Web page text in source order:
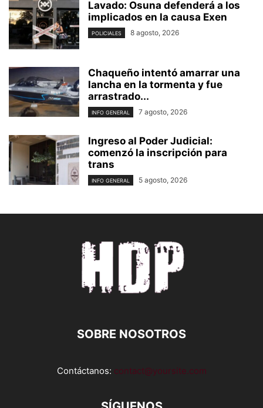
Lavado: Osuna defenderá a los
implicados en la causa Exen
POLICIALES 8 agosto, 2026
Chaqueño intentó amarrar una
lancha en la tormenta y fue
arrastrado...
INFO GENERAL 7 agosto, 2026
Ingreso al Poder Judicial:
comenzó la inscripción para
trans
INFO GENERAL 5 agosto, 2026
SOBRE NOSOTROS
Contáctanos: contact@yoursite.com